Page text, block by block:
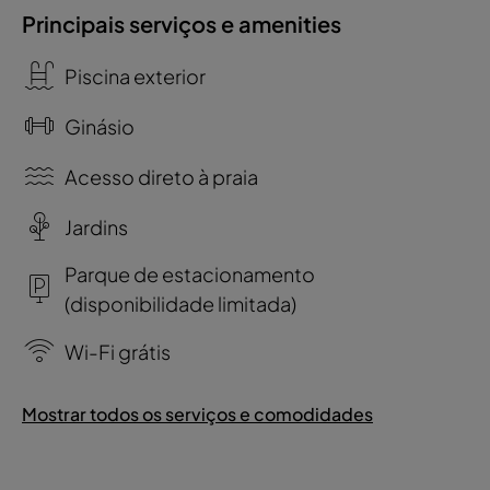
Principais serviços e amenities
Piscina exterior
Ginásio
Acesso direto à praia
Jardins
Parque de estacionamento
(disponibilidade limitada)
Wi-Fi grátis
Mostrar todos os serviços e comodidades